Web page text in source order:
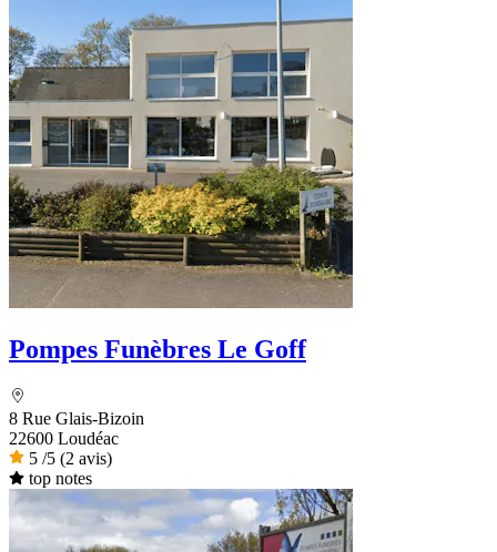
Pompes Funèbres Le Goff
8 Rue Glais-Bizoin
22600 Loudéac
5 /5 (2 avis)
top notes